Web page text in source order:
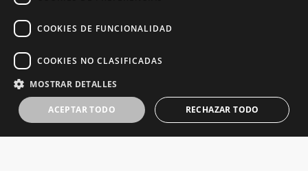
Copyright © 2016 – 2026 ZonaPlotter.com. All rights
COOKIES DE FUNCIONALIDAD
COOKIES NO CLASIFICADAS
MOSTRAR DETALLES
ACEPTAR TODO RECHAZAR TODO